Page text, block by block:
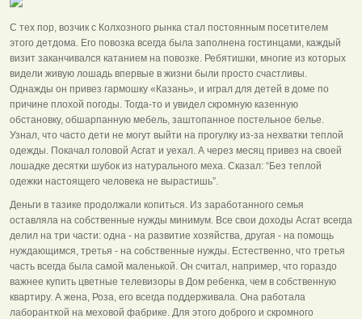
С тех пор, возчик с Колхозного рынка стал постоянным посетителем
этого детдома. Его повозка всегда была заполнена гостинцами, каждый
визит заканчивался катанием на повозке. Ребятишки, многие из которых
видели живую лошадь впервые в жизни были просто счастливы.
Однажды он привез гармошку «Казань», и играл для детей в доме по
причине плохой погоды. Тогда-то и увидел скромную казенную
обстановку, обшарпанную мебель, заштопанное постельное белье.
Узнал, что часто дети не могут выйти на прогулку из-за нехватки теплой
одежды. Покачал головой Асгат и уехал. А через месяц привез на своей
лошадке десятки шубок из натурального меха. Сказал: “Без теплой
одежки настоящего человека не вырастишь”.
Деньги в тазике продолжали копиться. Из заработанного семья
оставляла на собственные нужды минимум. Все свои доходы Асгат всегда
делил на три части: одна - на развитие хозяйства, другая - на помощь
нуждающимся, третья - на собственные нужды. Естественно, что третья
часть всегда была самой маленькой. Он считал, например, что гораздо
важнее купить цветные телевизоры в Дом ребенка, чем в собственную
квартиру. А жена, Роза, его всегда поддерживала. Она работала
лаборанткой на меховой фабрике. Для этого доброго и скромного